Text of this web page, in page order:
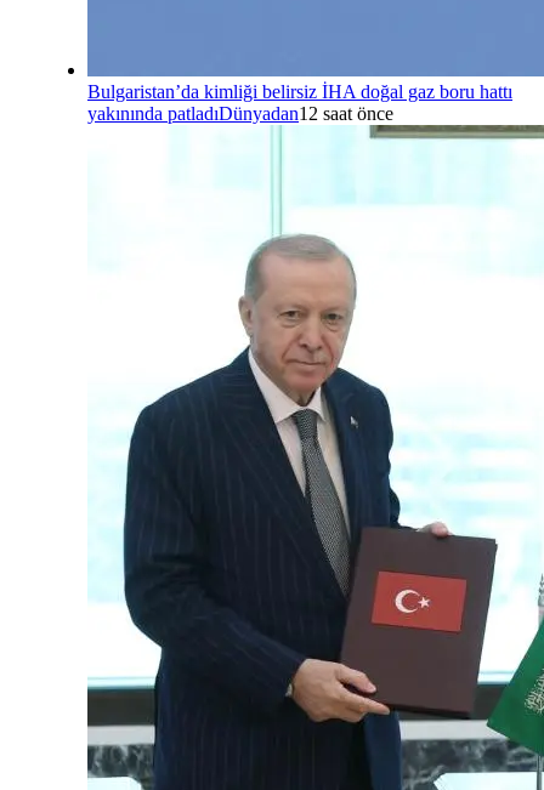
Bulgaristan’da kimliği belirsiz İHA doğal gaz boru hattı
yakınında patladıDünyadan12 saat önce